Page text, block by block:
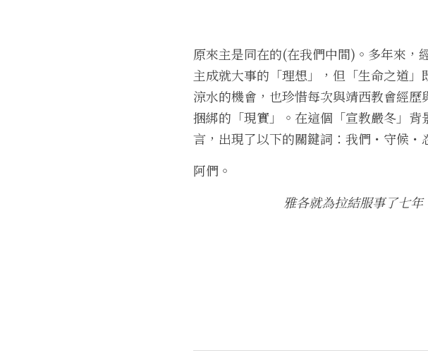
原來主是同在的(在我們中間)。多年來，
主成就大事的「理想」，但「生命之道
涼水的機會，也珍惜每次與靖西教會經歷
捆綁的「現實」。在這個「宣教嚴冬」
言，出現了以下的關鍵詞：我們・守候・
阿們。
雅各就為拉結服事了七